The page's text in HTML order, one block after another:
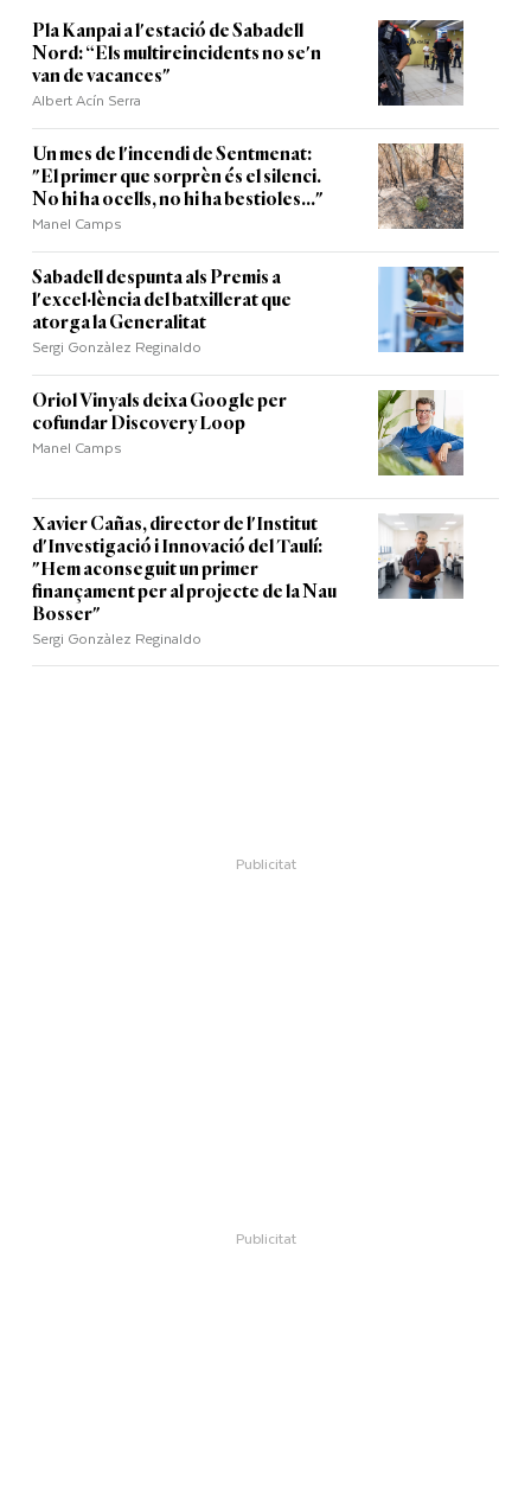
Pla Kanpai a l'estació de Sabadell
Nord: “Els multireincidents no se'n
van de vacances"
Albert Acín Serra
Un mes de l'incendi de Sentmenat:
"El primer que sorprèn és el silenci.
No hi ha ocells, no hi ha bestioles..."
Manel Camps
Sabadell despunta als Premis a
l'excel·lència del batxillerat que
atorga la Generalitat
Sergi Gonzàlez Reginaldo
Oriol Vinyals deixa Google per
cofundar Discovery Loop
Manel Camps
Xavier Cañas, director de l'Institut
d'Investigació i Innovació del Taulí:
"Hem aconseguit un primer
finançament per al projecte de la Nau
Bosser"
Sergi Gonzàlez Reginaldo